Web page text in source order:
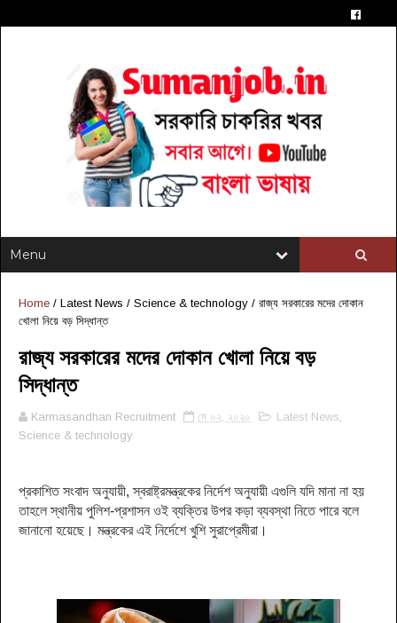
Home / Latest News / Science & technology / রাজ্য সরকারের মদের দোকান
খোলা নিয়ে বড় সিদ্ধান্ত
রাজ্য সরকারের মদের দোকান খোলা নিয়ে বড়
সিদ্ধান্ত
Karmasandhan Recruitment মে ০২, ২০২০ Latest News
Science & technology
প্রকাশিত সংবাদ অনুযায়ী, স্বরাষ্ট্রমন্ত্রকের নির্দেশ অনুযায়ী এগুলি যদি মানা না হয়
তাহলে স্থানীয় পুলিশ-প্রশাসন ওই ব্যক্তির উপর কড়া ব্যবস্থা নিতে পারে বলে
জানানো হয়েছে। মন্ত্রকের এই নির্দেশে খুশি সুরাপ্রেমীরা।